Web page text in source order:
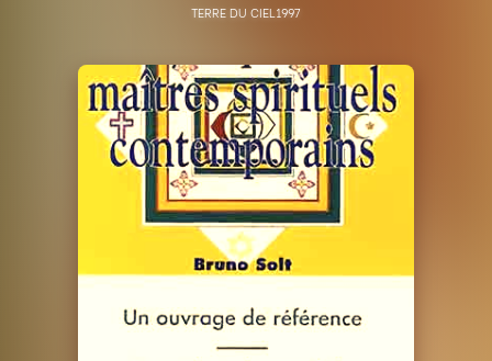
TERRE DU CIEL 1997